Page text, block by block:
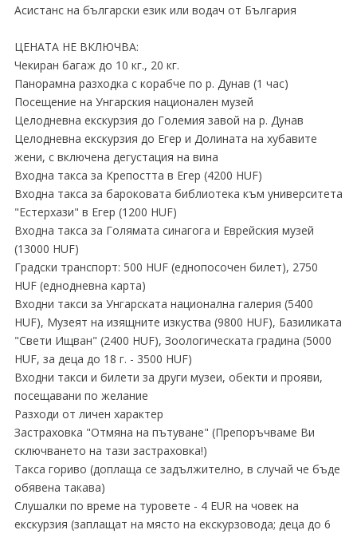
Асистанс на български език или водач от България
ЦЕНАТА НЕ ВКЛЮЧВА:
Чекиран багаж до 10 кг., 20 кг.
Панорамна разходка с корабче по р. Дунав (1 час)
Посещение на Унгарския национален музей
Целодневна екскурзия до Големия завой на р. Дунав
Целодневна екскурзия до Егер и Долината на хубавите
жени, с включена дегустация на вина
Входна такса за Крепостта в Егер (4200 HUF)
Входна такса за бароковата библиотека към университета
"Естерхази" в Егер (1200 HUF)
Входна такса за Голямата синагога и Еврейския музей
(13000 HUF)
Градски транспорт: 500 HUF (еднопосочен билет), 2750
HUF (еднодневна карта)
Входни такси за Унгарската национална галерия (5400
HUF), Музеят на изящните изкуства (9800 HUF), Базиликата
"Свети Ищван" (2400 HUF), Зоологическата градина (5000
HUF, за деца до 18 г. - 3500 HUF)
Входни такси и билети за други музеи, обекти и прояви,
посещавани по желание
Разходи от личен характер
Застраховка "Отмяна на пътуване" (Препоръчваме Ви
сключването на тази застраховка!)
Такса гориво (доплаща се задължително, в случай че бъде
обявена такава)
Слушалки по време на туровете - 4 EUR на човек на
екскурзия (заплащат на място на екскурзовода; деца до 6